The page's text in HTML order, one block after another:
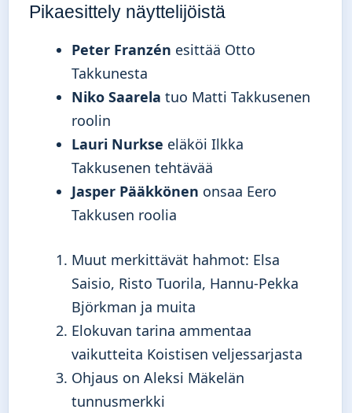
Pikaesittely näyttelijöistä
Peter Franzén esittää Otto
Takkunesta
Niko Saarela tuo Matti Takkusenen
roolin
Lauri Nurkse eläköi Ilkka
Takkusenen tehtävää
Jasper Pääkkönen onsaa Eero
Takkusen roolia
Muut merkittävät hahmot: Elsa
Saisio, Risto Tuorila, Hannu-Pekka
Björkman ja muita
Elokuvan tarina ammentaa
vaikutteita Koistisen veljessarjasta
Ohjaus on Aleksi Mäkelän
tunnusmerkki